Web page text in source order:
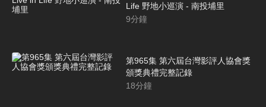
Life 野地小巡演 - 南投埔里
9分鐘
第965集 第六屆台灣影評人協會獎
頒獎典禮完整記錄
18分鐘